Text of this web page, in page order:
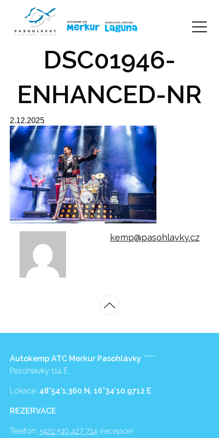
DSC01946-
ENHANCED-NR
2.12.2025
kemp@pasohlavky.cz
Autokemp ATC Merkur Pasohlávky *****
Pasohlávky 114 E
Lokace: 48°54’1.360 N, 16°34’10.9712 E
REZERVACE
Telefon: +420 519 427 714 (recepce)